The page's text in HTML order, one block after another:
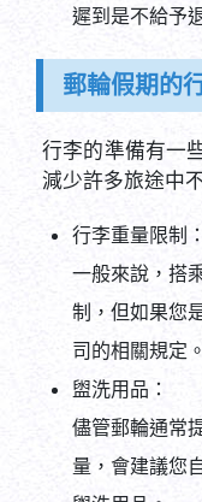
行李的準備有一
減少許多旅途中
行李重量限制：
一般來說，搭
制，但如果您
司的相關規定
盥洗用品：
儘管郵輪通常
量，會建議您
盥洗用品。